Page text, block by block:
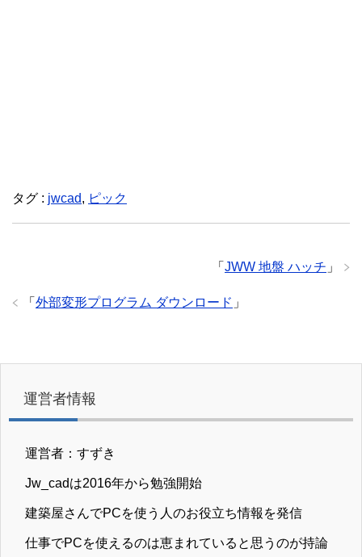
タグ : jwcad, ピック
「 JWW 地盤 ハッチ 」
「 外部変形プログラム ダウンロード 」
運営者情報
運営者：すずき
Jw_cadは2016年から勉強開始
建築屋さんでPCを使う人のお役立ち情報を発信
仕事でPCを使えるのは恵まれていると思うのが持論